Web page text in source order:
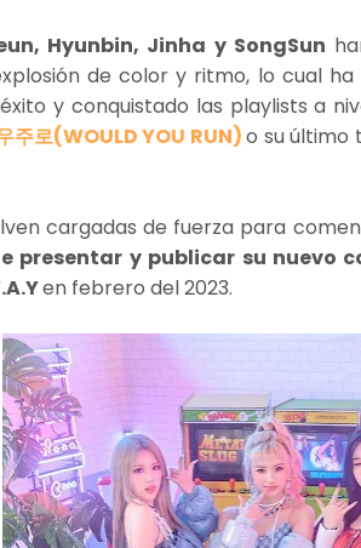
Hyunbin, Jinha y SongSun
de color y ritmo, lo cual
y conquistado las playlists a
주로(WOULD YOU RUN)o su último
cargadas de fuerza para
presentar y publicar su nuevo
en febrero del 2023.